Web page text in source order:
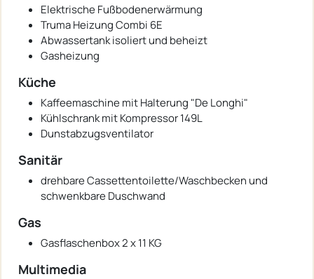
Elektrische Fußbodenerwärmung
Truma Heizung Combi 6E
Abwassertank isoliert und beheizt
Gasheizung
Küche
Kaffeemaschine mit Halterung "De Longhi"
Kühlschrank mit Kompressor 149L
Dunstabzugsventilator
Sanitär
drehbare Cassettentoilette/Waschbecken und
schwenkbare Duschwand
Gas
Gasflaschenbox 2 x 11 KG
Multimedia